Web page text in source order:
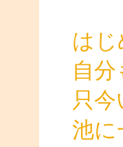
は
自
只
池に